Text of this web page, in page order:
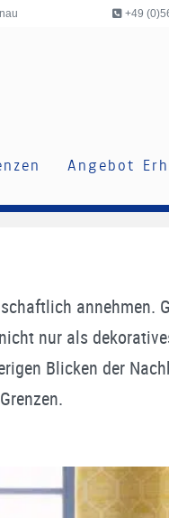
+49
Angebot
annehmen.
nur als
Blicken der